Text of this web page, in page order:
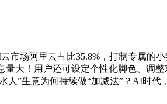
场阿里云占比35.8%，打制专属的小
大！用户还可设定个性化脚色、调
人”生意为何持续做“加减法”？AI时